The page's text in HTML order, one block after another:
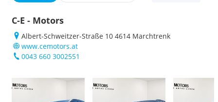
C-E - Motors
Albert-Schweitzer-Straße 10 4614 Marchtrenk
www.cemotors.at
0043 660 3002551